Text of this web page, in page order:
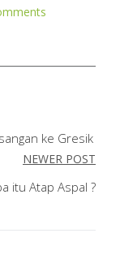
ke Gresik
NEWER POST
itu Atap Aspal ?